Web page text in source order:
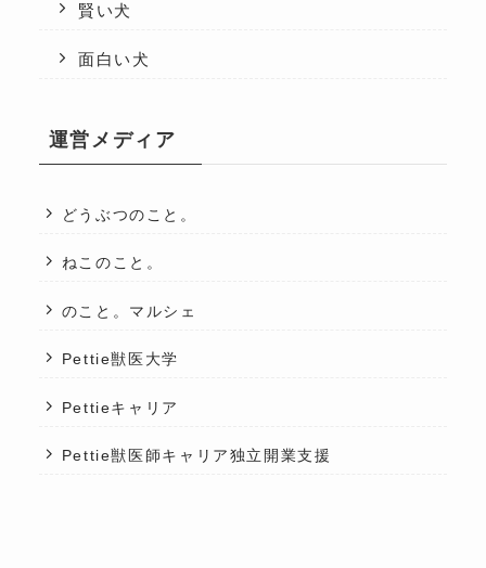
賢い犬
面白い犬
運営メディア
どうぶつのこと。
ねこのこと。
のこと。マルシェ
Pettie獣医大学
Pettieキャリア
Pettie獣医師キャリア独立開業支援